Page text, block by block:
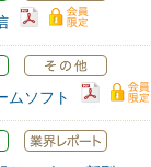
ムソフト